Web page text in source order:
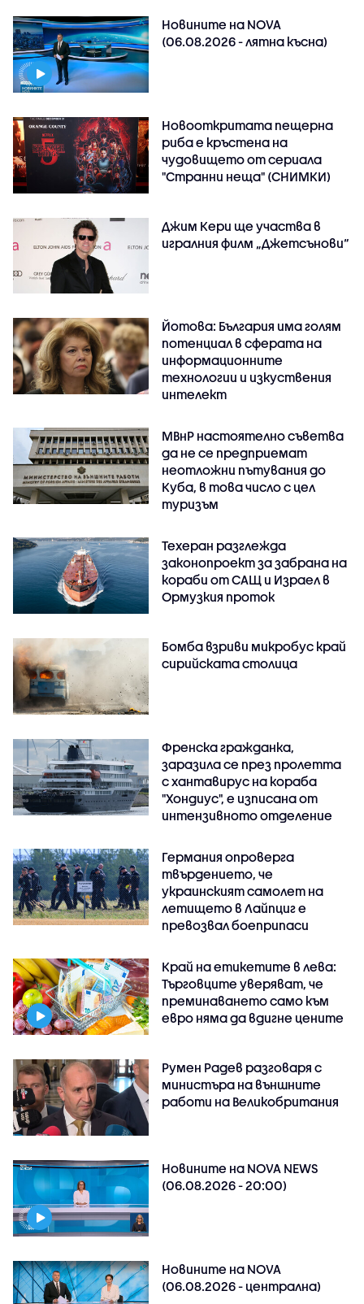
Новините на NOVA
(06.08.2026 - лятна късна)
Новооткритата пещерна
риба е кръстена на
чудовището от сериала
"Странни неща" (СНИМКИ)
Джим Кери ще участва в
игралния филм „Джетсънови“
Йотова: България има голям
потенциал в сферата на
информационните
технологии и изкуствения
интелект
МВнР настоятелно съветва
да не се предприемат
неотложни пътувания до
Куба, в това число с цел
туризъм
Техеран разглежда
законопроект за забрана на
кораби от САЩ и Израел в
Ормузкия проток
Бомба взриви микробус край
сирийската столица
Френска гражданка,
заразила се през пролетта
с хантавирус на кораба
"Хондиус", е изписана от
интензивното отделение
Германия опроверга
твърдението, че
украинският самолет на
летището в Лайпциг е
превозвал боеприпаси
Край на етикетите в лева:
Търговците уверяват, че
преминаването само към
евро няма да вдигне цените
Румен Радев разговаря с
министъра на външните
работи на Великобритания
Новините на NOVA NEWS
(06.08.2026 - 20:00)
Новините на NOVA
(06.08.2026 - централна)